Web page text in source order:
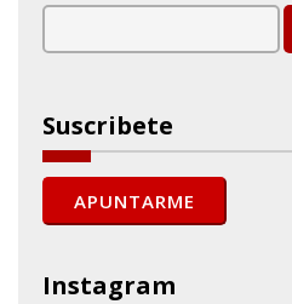
Suscribete
Instagram